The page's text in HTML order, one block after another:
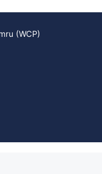
(WCP)